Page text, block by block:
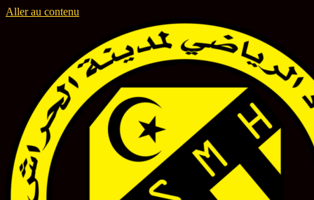
Aller au contenu